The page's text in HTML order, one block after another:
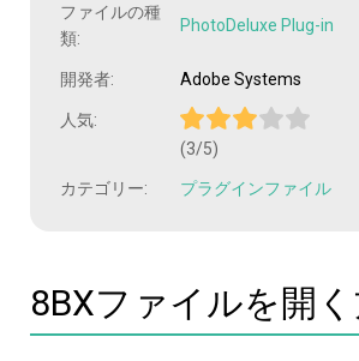
ファイルの種
類:
PhotoDeluxe Plug-in
開発者: Adobe Systems
人気:
(3/5)
カテゴリー: プラグインファイル
8BXファイルを開く